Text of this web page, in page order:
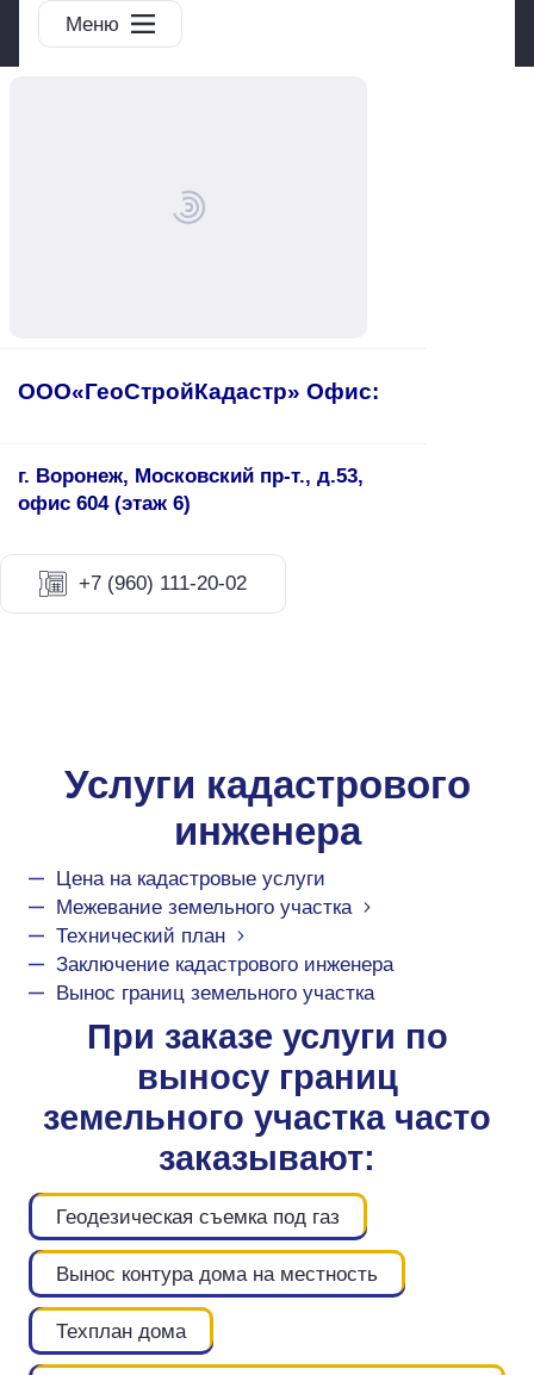
Меню
ООО«ГеоСтройКадастр» Офис:
г. Воронеж, Московский пр-т., д.53,
офис 604 (этаж 6)
+7 (960) 111-20-02
Услуги кадастрового
инженера
Цена на кадастровые услуги
Межевание земельного участка
Технический план
Заключение кадастрового инженера
Вынос границ земельного участка
При заказе услуги по
выносу границ
земельного участка часто
заказывают:
Геодезическая съемка под газ
Вынос контура дома на местность
Техплан дома